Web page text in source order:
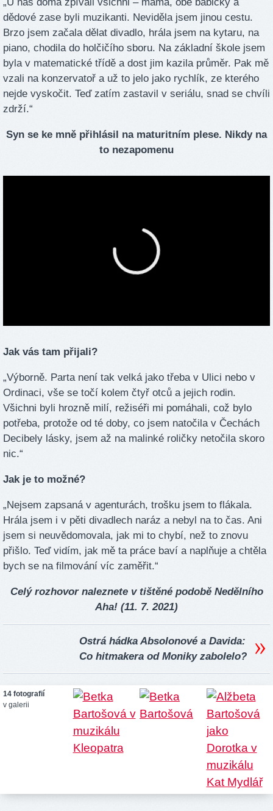
„U nás doma zpívali všichni – máma, obě babičky a
dědové zase byli muzikanti. Neviděla jsem jinou cestu.
Brzo jsem začala dělat divadlo, hrála jsem na kytaru, na
piano, chodila do holčičího sboru. Na základní škole jsem
byla v matematické třídě a dost jim kazila průměr. Pak mě
vzali na konzervatoř a už to jelo jako rychlík, ze kterého
nejde vyskočit. Teď zatím zastavil v seriálu, snad se chvíli
zdrží.“
Syn se ke mně přihlásil na maturitním plese. Nikdy na
to nezapomenu
Jak vás tam přijali?
„Výborně. Parta není tak velká jako třeba v Ulici nebo v
Ordinaci, vše se točí kolem čtyř otců a jejich rodin.
Všichni byli hrozně milí, režiséři mi pomáhali, což bylo
potřeba, protože od té doby, co jsem natočila v Čechách
Decibely lásky, jsem až na malinké roličky netočila skoro
nic.“
Jak je to možné?
„Nejsem zapsaná v agenturách, trošku jsem to flákala.
Hrála jsem i v pěti divadlech naráz a nebyl na to čas. Ani
jsem si neuvědomovala, jak mi to chybí, než to znovu
přišlo. Teď vidím, jak mě ta práce baví a naplňuje a chtěla
bych se na filmování víc zaměřit.“
Celý rozhovor naleznete v tištěné podobě Nedělního
Aha! (11. 7. 2021)
Ostrá hádka Absolonové a Davida:
Co hitmakera od Moniky zabolelo?
14 fotografií
v galerii